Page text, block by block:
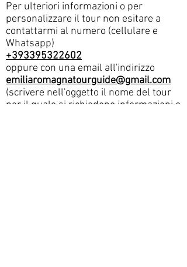
Per ulteriori informazioni o per
personalizzare il tour non esitare a
contattarmi al numero (cellulare e
Whatsapp)
+393395322602
oppure con una email all'indirizzo
emiliaromagnatourguide@gmail.com
(scrivere nell'oggetto il nome del tour
per il quale si richiedono informazioni o